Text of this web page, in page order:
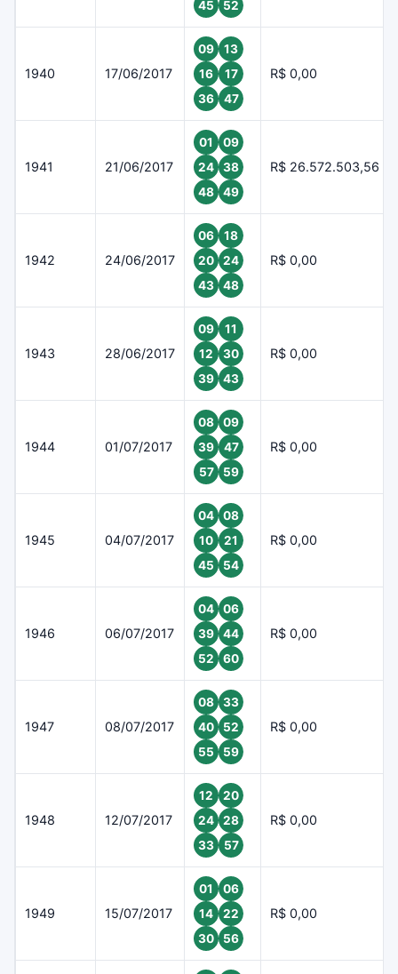
45 52
1940 17/06/2017
09
13
16
17
36
47
R$ 0,00
1941 21/06/2017
01
09
24
38
48
49
R$ 26.572.503,56
1942 24/06/2017
06
18
20
24
43
48
R$ 0,00
1943 28/06/2017
09
11
12
30
39
43
R$ 0,00
1944 01/07/2017
08
09
39
47
57
59
R$ 0,00
1945 04/07/2017
04
08
10
21
45
54
R$ 0,00
1946 06/07/2017
04
06
39
44
52
60
R$ 0,00
1947 08/07/2017
08
33
40
52
55
59
R$ 0,00
1948 12/07/2017
12
20
24
28
33
57
R$ 0,00
1949 15/07/2017
01
06
14
22
30
56
R$ 0,00